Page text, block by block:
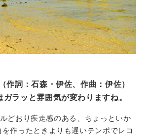
詞：石森・伊佐、作曲：伊佐）
ラッと雰囲気が変わりますね。
どおり疾走感のある、ちょっといか
作ったときよりも遅いテンポでレコ